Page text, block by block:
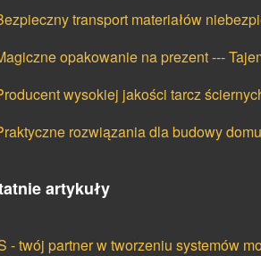
transport materiałów
opakowanie na prezent ---
wysokiej jakości tarcz
rozwiązania dla budowy domu
artykuły
- twój partner w tworzeniu systemów